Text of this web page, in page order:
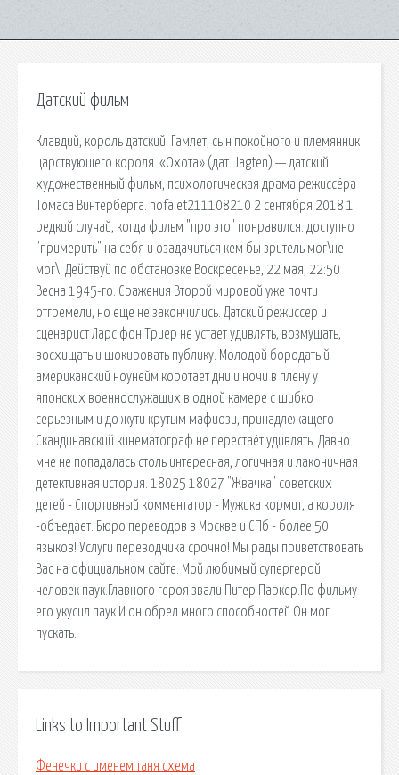
Датский фильм
Клавдий, король датский. Гамлет, сын покойного и племянник
царствующего короля. «Охота» (дат. Jagten) — датский
художественный фильм, психологическая драма режиссёра
Томаса Винтерберга. nofalet211108210 2 сентября 2018 1
редкий случай, когда фильм "про это" понравился. доступно
"примерить" на себя и озадачиться кем бы зритель мог\не
мог\. Действуй по обстановке Воскресенье, 22 мая, 22:50
Весна 1945-го. Сражения Второй мировой уже почти
отгремели, но еще не закончились. Датский режиссер и
сценарист Ларс фон Триер не устает удивлять, возмущать,
восхищать и шокировать публику. Молодой бородатый
американский ноунейм коротает дни и ночи в плену у
японских военнослужащих в одной камере с шибко
серьезным и до жути крутым мафиози, принадлежащего
Скандинавский кинематограф не перестаёт удивлять. Давно
мне не попадалась столь интересная, логичная и лаконичная
детективная история. 18025 18027 "Жвачка" советских
детей - Спортивный комментатор - Мужика кормит, а короля
-объедает. Бюро переводов в Москве и СПб - более 50
языков! Услуги переводчика срочно! Мы рады приветствовать
Вас на официальном сайте. Мой любимый супергерой
человек паук.Главного героя звали Питер Паркер.По фильму
его укусил паук.И он обрел много способностей.Он мог
пускать.
Links to Important Stuff
Фенечки с именем таня схема